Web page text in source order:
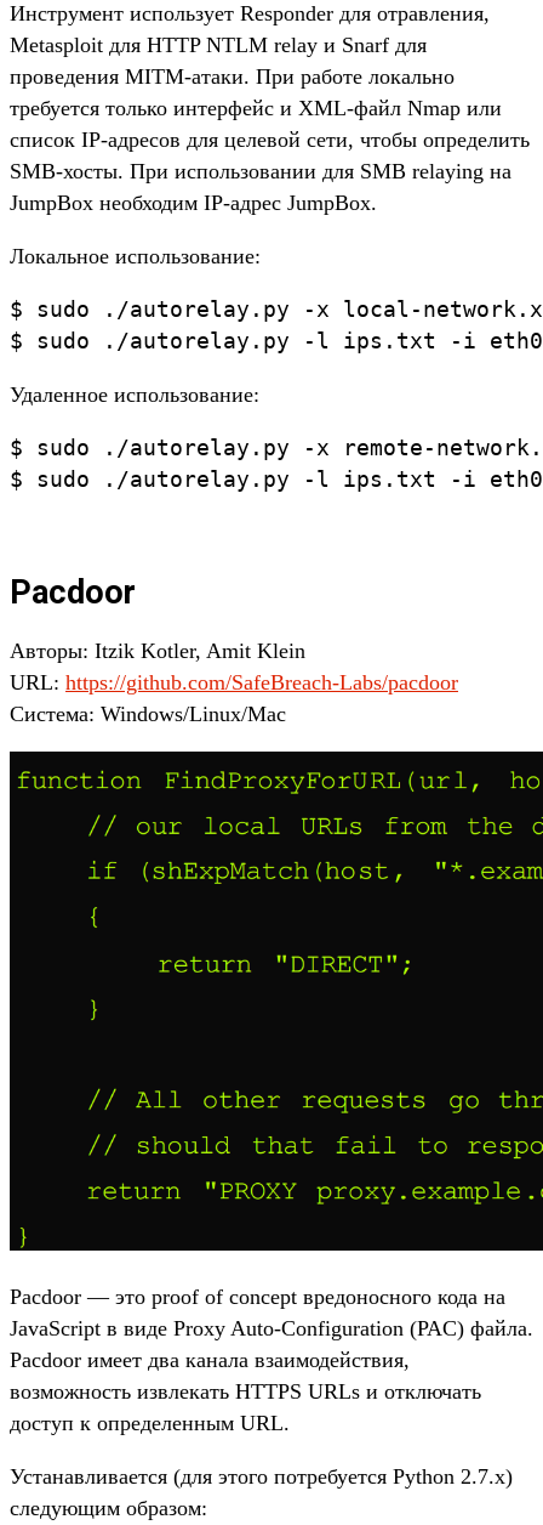
Инструмент использует Responder для отравления,
Metasploit для HTTP NTLM relay и Snarf для
проведения MITM-атаки. При работе локально
требуется только интерфейс и XML-файл Nmap или
список IP-адресов для целевой сети, чтобы определить
SMB-хосты. При использовании для SMB relaying на
JumpBox необходим IP-адрес JumpBox.
Локальное использование:
$ sudo ./autorelay.py -x local-
$ sudo ./autorelay.py -l ips.txt -i eth0
Удаленное использование:
$ sudo ./autorelay.py -x remote-
$ sudo ./autorelay.py -l ips.txt -i eth0
Pacdoor
Авторы: Itzik Kotler, Amit Klein
URL: https://github.com/SafeBreach-Labs/pacdoor
Система: Windows/Linux/Mac
Pacdoor — это proof of concept вредоносного кода на
JavaScript в виде Proxy Auto-Configuration (PAC) файла.
Pacdoor имеет два канала взаимодействия,
возможность извлекать HTTPS URLs и отключать
доступ к определенным URL.
Устанавливается (для этого потребуется Python 2.7.x)
следующим образом: